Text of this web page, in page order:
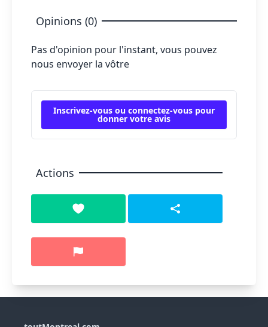
Opinions (0)
Pas d'opinion pour l'instant, vous pouvez
nous envoyer la vôtre
Inscrivez-vous ou connectez-vous pour
donner votre avis
Actions